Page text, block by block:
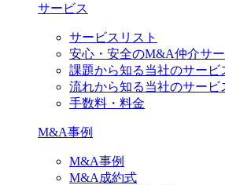
サービス
サービスリスト
安心・安全のM&A仲介サ
課題から知る当社のサービ
流れから知る当社のサービ
手数料・料金
M&A事例
M&A事例
M&A成約式